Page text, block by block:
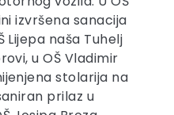
izvršena sanacija
Lijepa naša Tuhelj
u OŠ Vladimir
stolarija na
prilaz u